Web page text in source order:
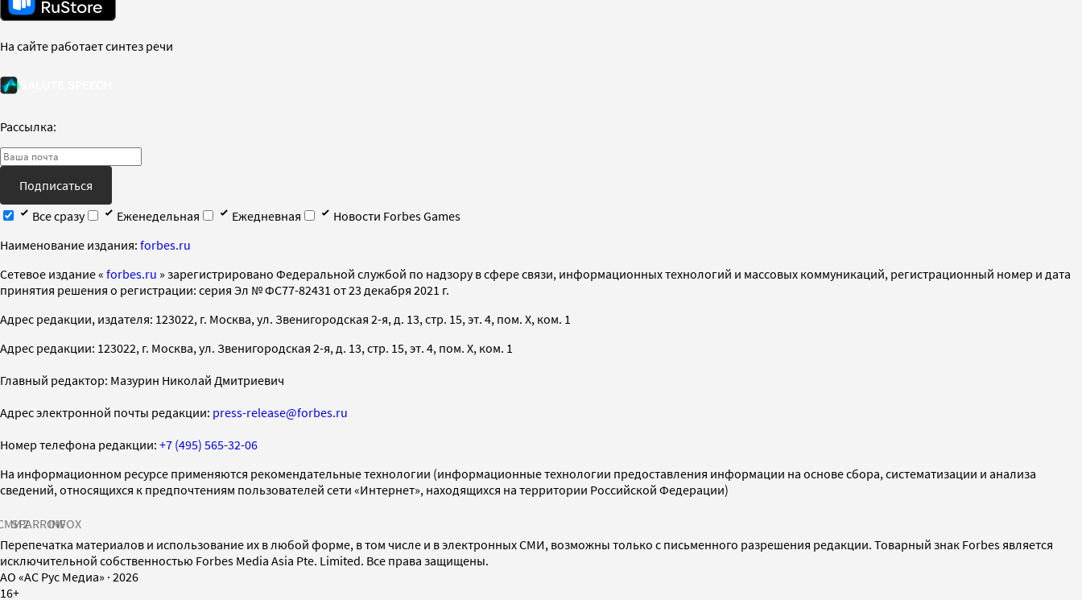
На сайте работает синтез речи
Рассылка:
Подписаться
Все сразу
Еженедельная Ежедневная
Новости Forbes Games
Наименование издания: forbes.ru
Cетевое издание « forbes.ru » зарегистрировано Федеральной службой по надзору в сфере связи, информационных технологий и массовых коммуникаций, регистрационный номер и дата
принятия решения о регистрации: серия Эл № ФС77-82431 от 23 декабря 2021 г.
Адрес редакции, издателя: 123022, г. Москва, ул. Звенигородская 2-я, д. 13, стр. 15, эт. 4, пом. X, ком. 1
Адрес редакции: 123022, г. Москва, ул. Звенигородская 2-я, д. 13, стр. 15, эт. 4, пом. X, ком. 1
Главный редактор: Мазурин Николай Дмитриевич
Адрес электронной почты редакции: press-release@forbes.ru
Номер телефона редакции: +7 (495) 565-32-06
На информационном ресурсе применяются рекомендательные технологии (информационные технологии предоставления информации на основе сбора, систематизации и анализа
сведений, относящихся к предпочтениям пользователей сети «Интернет», находящихся на территории Российской Федерации)
SPARROWINFOX
Перепечатка материалов и использование их в любой форме, в том числе и в электронных СМИ, возможны только с письменного разрешения редакции. Товарный знак Forbes является
исключительной собственностью Forbes Media Asia Pte. Limited. Все права защищены.
AO «АС Рус Медиа» · 2026
16+